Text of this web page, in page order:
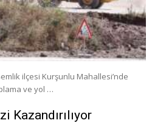
ilçesi Kurşunlu Mahallesi’nde
ve yol …
Kazandırılıyor